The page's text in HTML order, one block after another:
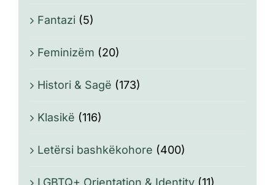
Fantazi (5)
Feminizëm (20)
Histori & Sagë (173)
Klasikë (116)
Letërsi bashkëkohore (400)
LGBTQ+ Orientation & Identity (11)